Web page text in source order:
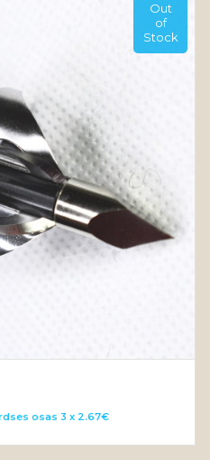
Out
of
Stock
STOCK
osas 3 x 2.67€